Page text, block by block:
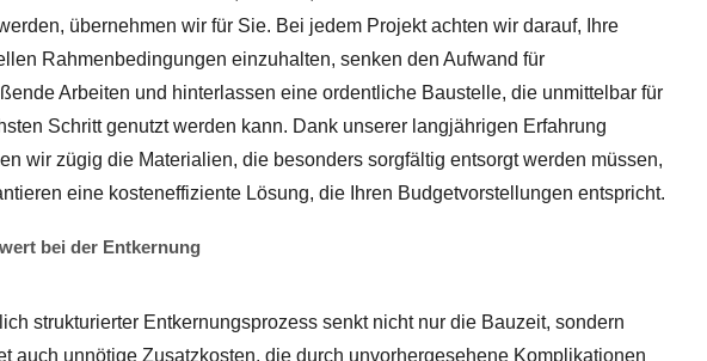
übernehmen wir für Sie. Bei jedem Projekt achten wir darauf, Ihre
Rahmenbedingungen einzuhalten, senken den Aufwand für
Arbeiten und hinterlassen eine ordentliche Baustelle, die unmittelbar für
Schritt genutzt werden kann. Dank unserer langjährigen Erfahrung
wir zügig die Materialien, die besonders sorgfältig entsorgt werden müssen,
eine kosteneffiziente Lösung, die Ihren Budgetvorstellungen entspricht.
bei der Entkernung
strukturierter Entkernungsprozess senkt nicht nur die Bauzeit, sondern
auch unnötige Zusatzkosten, die durch unvorhergesehene Komplikationen